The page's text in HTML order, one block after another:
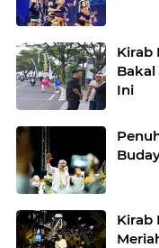
Kirab
Ini
Kirab